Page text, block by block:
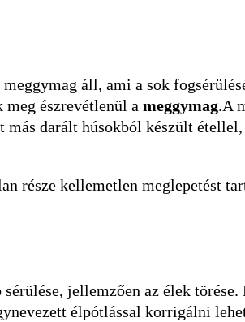
áll, ami a sok
észrevétlenül a meggymag.A
más darált húsokból készült
része kellemetlen meglepetést
jellemzően az élek törése.
élpótlással korrigálni